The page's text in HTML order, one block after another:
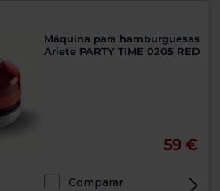
Máquina para hamburguesas
Ariete PARTY TIME 0205 RED
59 €
Comparar